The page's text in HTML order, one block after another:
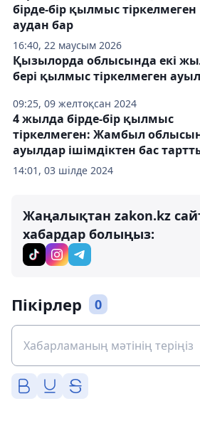
16:40, 22 маусым 2026
бірде-бір қылмыс тіркелмеген
аудан бар
09:25, 09 желтоқсан 2024
Қызылорда облысында екі
бері қылмыс тіркелмеген
14:01, 03 шілде 2024
4 жылда бірде-бір қылмыс
тіркелмеген: Жамбыл
ауылдар ішімдіктен бас
Жаңалықтан zakon.kz
хабардар болыңыз:
Пікірлер 0